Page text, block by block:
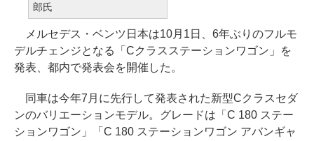
郎氏
メルセデス・ベンツ日本は10月1日、6年ぶりのフルモ
デルチェンジとなる「Cクラスステーションワゴン」を
発表、都内で発表会を開催した。
同車は今年7月に先行して発表された新型Cクラスセダ
ンのバリエーションモデル。グレードは「C 180 ステー
ションワゴン」「C 180 ステーションワゴン アバンギャ